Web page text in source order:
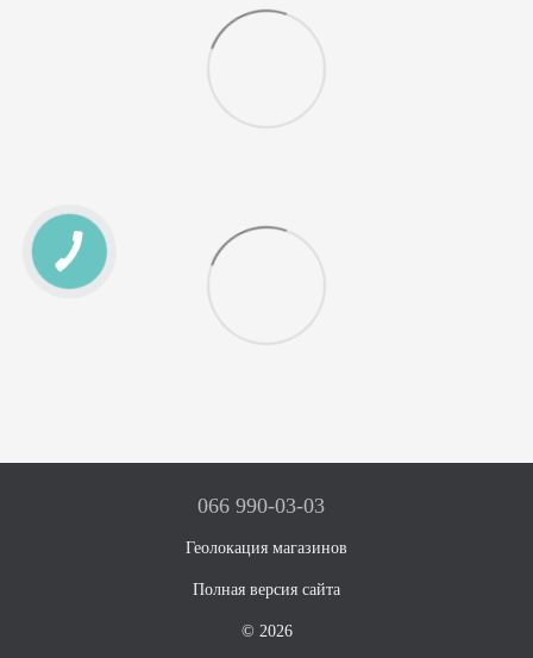
066 990-03-03
Геолокация магазинов
Полная версия сайта
© 2026